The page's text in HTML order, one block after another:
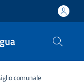
comunale